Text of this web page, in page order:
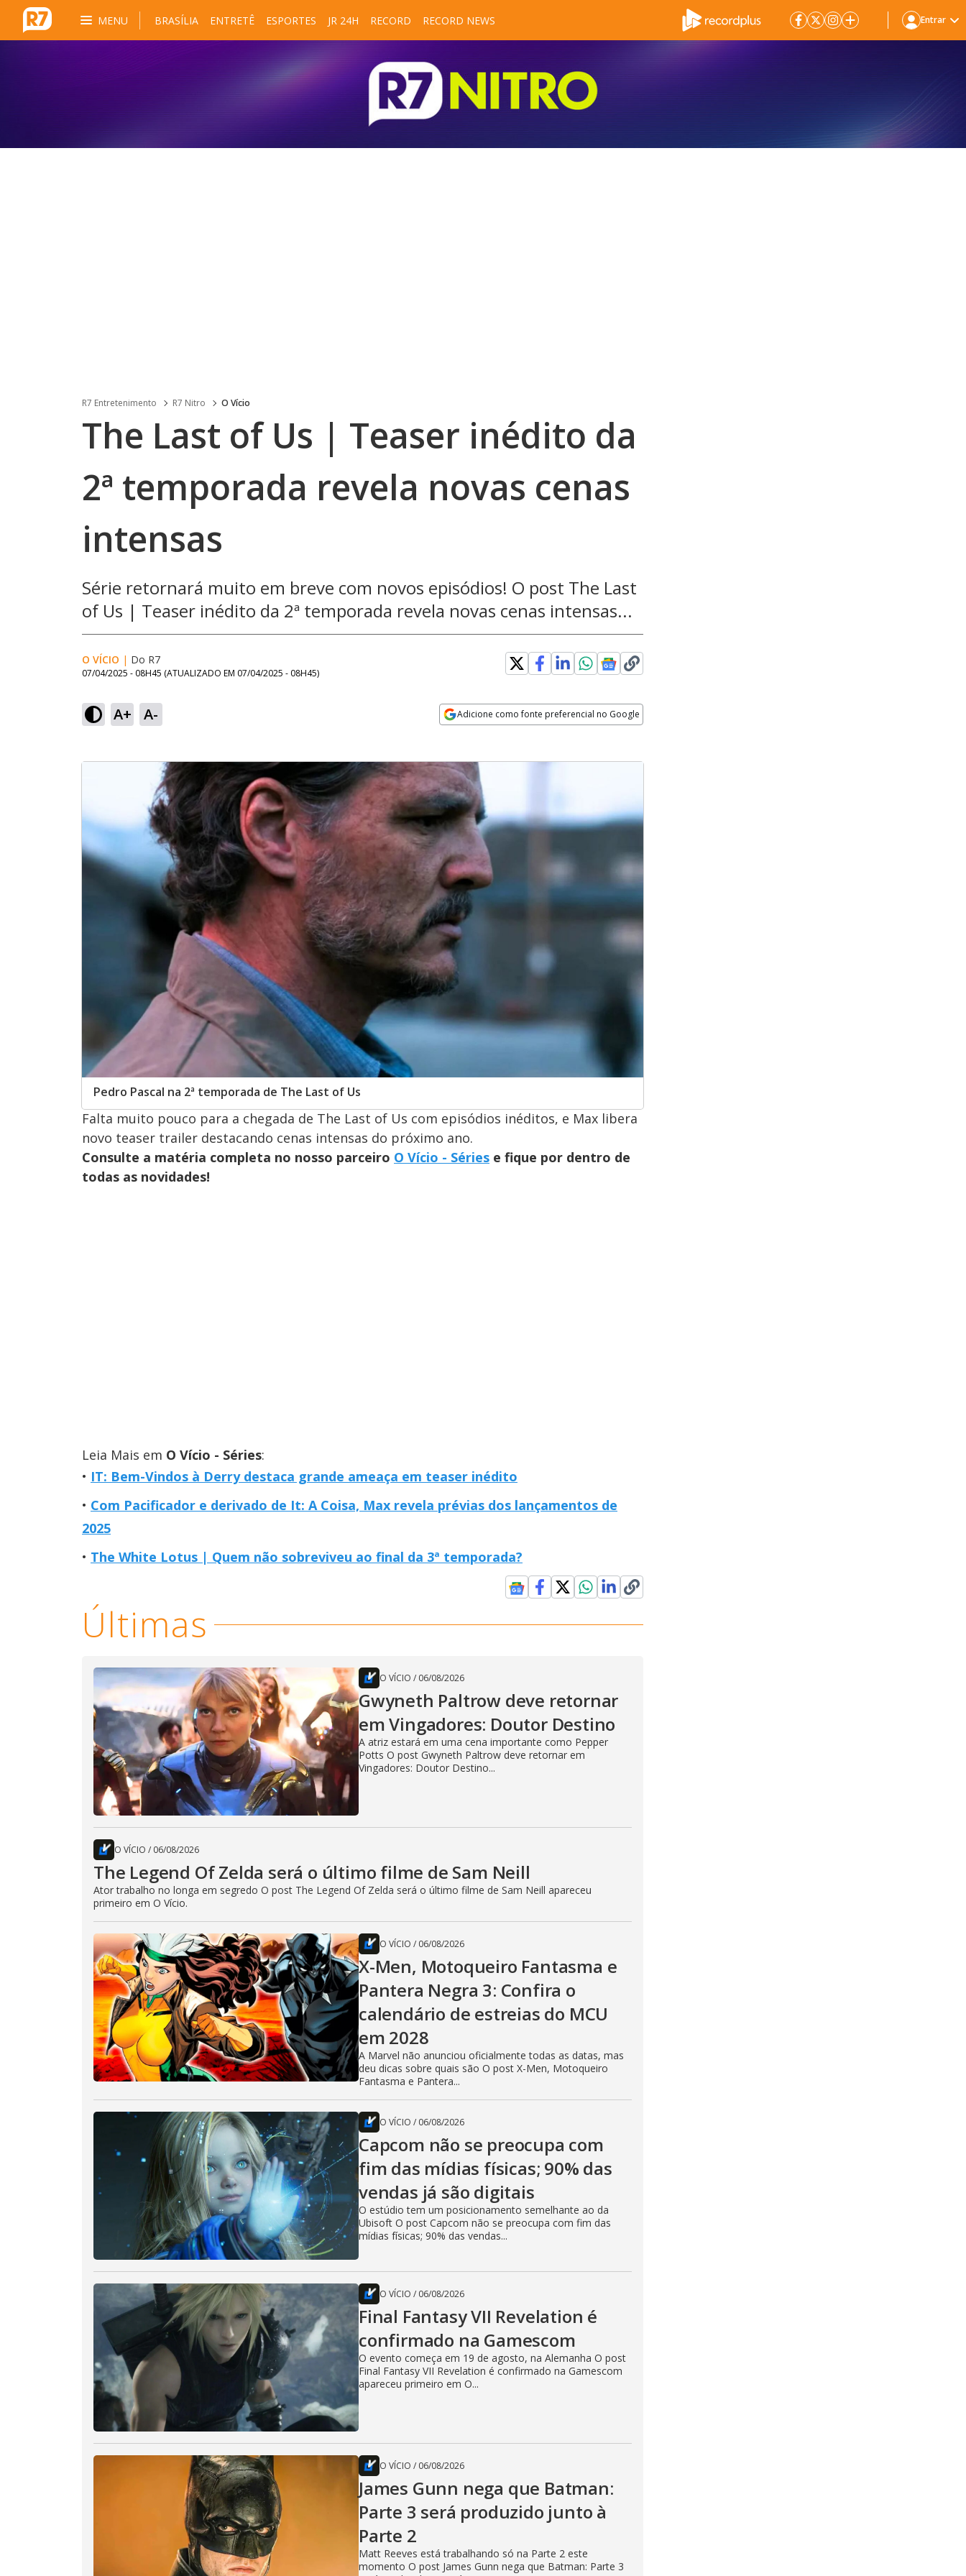
MENU BRASÍLIA ENTRETÊ ESPORTES JR 24H RECORD RECORD NEWS Entrar
R7 Entretenimento R7 Nitro O Vício
The Last of Us | Teaser inédito da
2ª temporada revela novas cenas
intensas
Série retornará muito em breve com novos episódios! O post The Last
of Us | Teaser inédito da 2ª temporada revela novas cenas intensas...
O VÍCIO | Do R7
07/04/2025 - 08H45 (ATUALIZADO EM 07/04/2025 - 08H45)
A+ A- Adicione como fonte preferencial no Google
Pedro Pascal na 2ª temporada de The Last of Us
Falta muito pouco para a chegada de The Last of Us com episódios inéditos, e Max libera
novo teaser trailer destacando cenas intensas do próximo ano.
Consulte a matéria completa no nosso parceiro O Vício - Séries e fique por dentro de
todas as novidades!
Leia Mais em O Vício - Séries:
IT: Bem-Vindos à Derry destaca grande ameaça em teaser inédito
Com Pacificador e derivado de It: A Coisa, Max revela prévias dos lançamentos de
2025
The White Lotus | Quem não sobreviveu ao final da 3ª temporada?
Últimas
O VÍCIO / 06/08/2026
Gwyneth Paltrow deve retornar
em Vingadores: Doutor Destino
A atriz estará em uma cena importante como Pepper
Potts O post Gwyneth Paltrow deve retornar em
Vingadores: Doutor Destino...
O VÍCIO / 06/08/2026
The Legend Of Zelda será o último filme de Sam Neill
Ator trabalho no longa em segredo O post The Legend Of Zelda será o último filme de Sam Neill apareceu
primeiro em O Vício.
O VÍCIO / 06/08/2026
X-Men, Motoqueiro Fantasma e
Pantera Negra 3: Confira o
calendário de estreias do MCU
em 2028
A Marvel não anunciou oficialmente todas as datas, mas
deu dicas sobre quais são O post X-Men, Motoqueiro
Fantasma e Pantera...
O VÍCIO / 06/08/2026
Capcom não se preocupa com
fim das mídias físicas; 90% das
vendas já são digitais
O estúdio tem um posicionamento semelhante ao da
Ubisoft O post Capcom não se preocupa com fim das
mídias físicas; 90% das vendas...
O VÍCIO / 06/08/2026
Final Fantasy VII Revelation é
confirmado na Gamescom
O evento começa em 19 de agosto, na Alemanha O post
Final Fantasy VII Revelation é confirmado na Gamescom
apareceu primeiro em O...
O VÍCIO / 06/08/2026
James Gunn nega que Batman:
Parte 3 será produzido junto à
Parte 2
Matt Reeves está trabalhando só na Parte 2 este
momento O post James Gunn nega que Batman: Parte 3